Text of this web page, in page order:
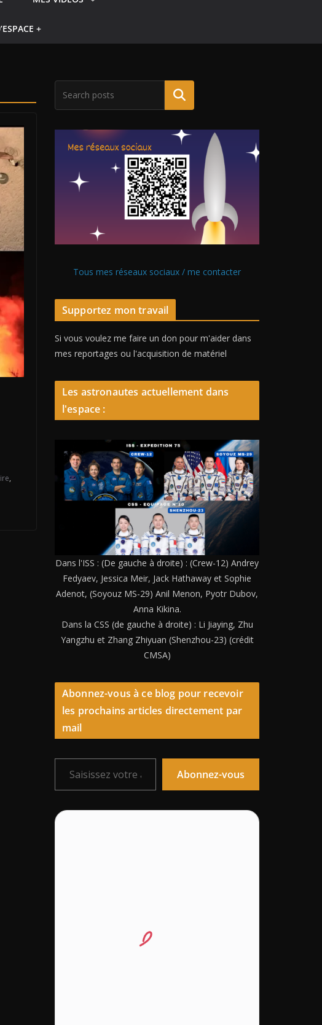
+
,
Tous mes réseaux sociaux / me contacter
Supportez mon travail
Si vous voulez me faire un don pour m'aider dans
mes reportages ou l'acquisition de matériel
Les astronautes actuellement dans
l'espace :
Dans l'ISS : (De gauche à droite) : (Crew-12) Andrey
Fedyaev, Jessica Meir, Jack Hathaway et Sophie
Adenot, (Soyouz MS-29) Anil Menon, Pyotr Dubov,
Anna Kikina.
Dans la CSS (de gauche à droite) : Li Jiaying, Zhu
Yangzhu et Zhang Zhiyuan (Shenzhou-23) (crédit
CMSA)
Abonnez-vous à ce blog pour recevoir
les prochains articles directement par
mail
Saisissez votre adresse e-mail…
Abonnez-vous